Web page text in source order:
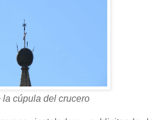
la cúpula del crucero